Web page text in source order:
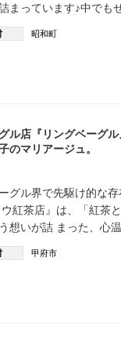
まっています♪中でも
昭和町
ル店『リングベーグ
のマリアージュ。
グル界で先駆け的な
ウ紅茶店』は、「紅茶
想いが詰 まった、心
甲府市